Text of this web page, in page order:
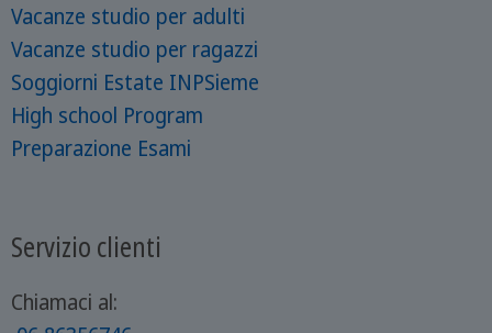
Vacanze studio per adulti
Vacanze studio per ragazzi
Soggiorni Estate INPSieme
High school Program
Preparazione Esami
Servizio clienti
Chiamaci al: